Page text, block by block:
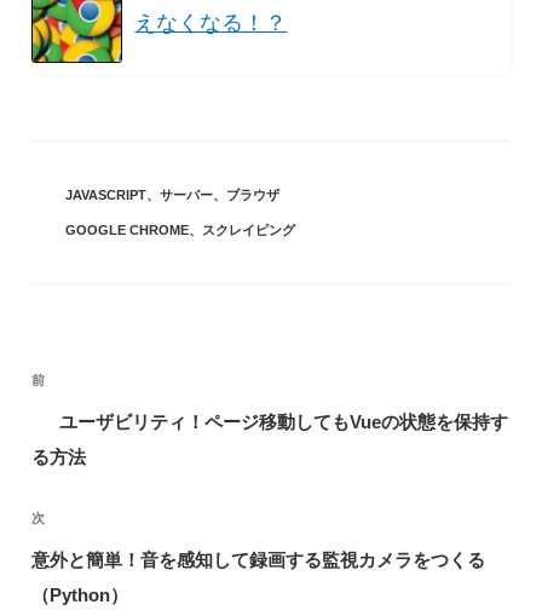
えなくなる！？
カ
ゴ
JAVASCRIPT、 サーバー、 ブラウザ
タ
GOOGLE CHROME、 スクレイピング
ビ
ー
シ
ョ
前
投
前
ユーザビリティ！ページ移動してもVueの状態を保持す
る方法
次
の
投
次
意外と簡単！音を感知して録画する監視カメラをつくる
（Python）